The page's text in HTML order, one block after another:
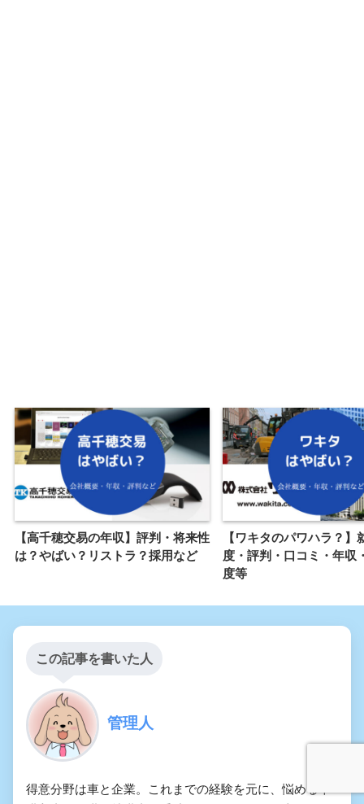
【高千穂交易の年収】評判・将来性
は？やばい？リストラ？採用など
【ワキタのパワハラ？】
度・評判・口コミ・年収
度等
この記事を書いた人
管理人
得意分野は車と企業。これまでの経験を元に、悩める車